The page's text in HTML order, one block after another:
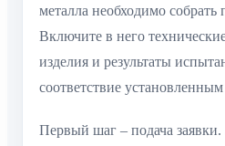
металла необходимо собрать
Включите в него
изделия и результаты
соответствие
Первый шаг – подача заявки.